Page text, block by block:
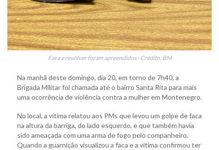
Faca e revólver foram apreendidos - Crédito: BM
Na manhã deste domingo, dia 20, em torno de 7h40, a
Brigada Militar foi chamada até o bairro Santa Rita para mais
uma ocorrência de violência contra a mulher em Montenegro.
No local, a vítima relatou aos PMs que levou um golpe de faca
na altura da barriga, do lado esquerdo, e que também havia
sido ameaçada com uma arma de fogo pelo companheiro.
Quando a guarnição visualizou a faca e a vítima confirmou ter